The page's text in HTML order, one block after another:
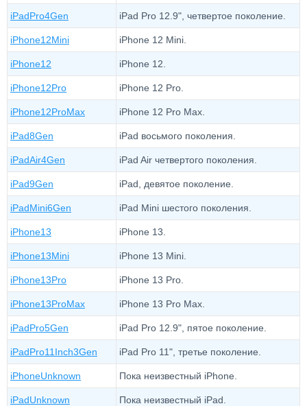
iPadPro4Gen iPad Pro 12.9", четвертое поколение.
iPhone12Mini iPhone 12 Mini.
iPhone12 iPhone 12.
iPhone12Pro iPhone 12 Pro.
iPhone12ProMax iPhone 12 Pro Max.
iPad8Gen iPad восьмого поколения.
iPadAir4Gen iPad Air четвертого поколения.
iPad9Gen iPad, девятое поколение.
iPadMini6Gen iPad Mini шестого поколения.
iPhone13 iPhone 13.
iPhone13Mini iPhone 13 Mini.
iPhone13Pro iPhone 13 Pro.
iPhone13ProMax iPhone 13 Pro Max.
iPadPro5Gen iPad Pro 12.9", пятое поколение.
iPadPro11Inch3Gen iPad Pro 11", третье поколение.
iPhoneUnknown Пока неизвестный iPhone.
iPadUnknown Пока неизвестный iPad.